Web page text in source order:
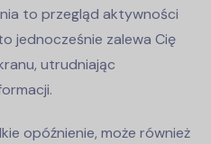
to przegląd aktywności
jednocześnie zalewa Cię
utrudniając
opóźnienie, może również